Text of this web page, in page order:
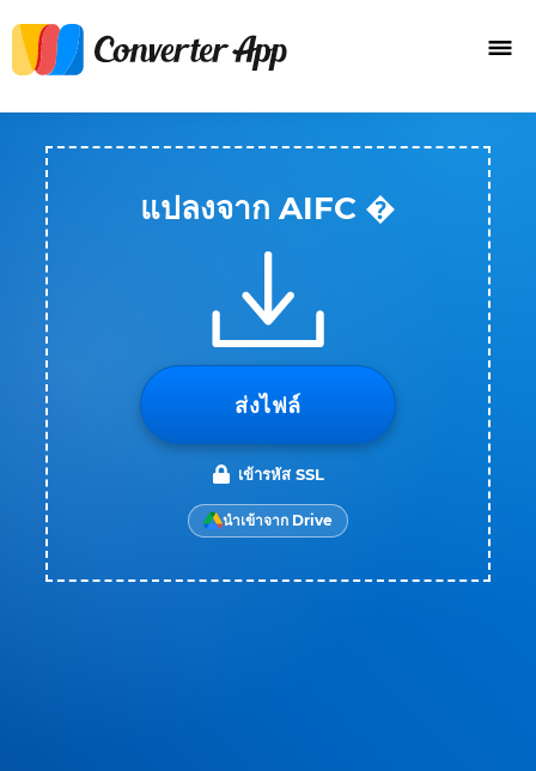
แปลงจาก AIFC �
ส่งไฟล์
เข้ารหัส SSL
นำเข้าจาก Drive